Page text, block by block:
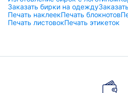
Заказать бирки на одежду
Печать наклеекПечать блокнотов
Печать листовокПечать этикеток